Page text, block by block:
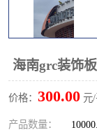
海南grc装饰
价格： 300.00 元
产品数量：